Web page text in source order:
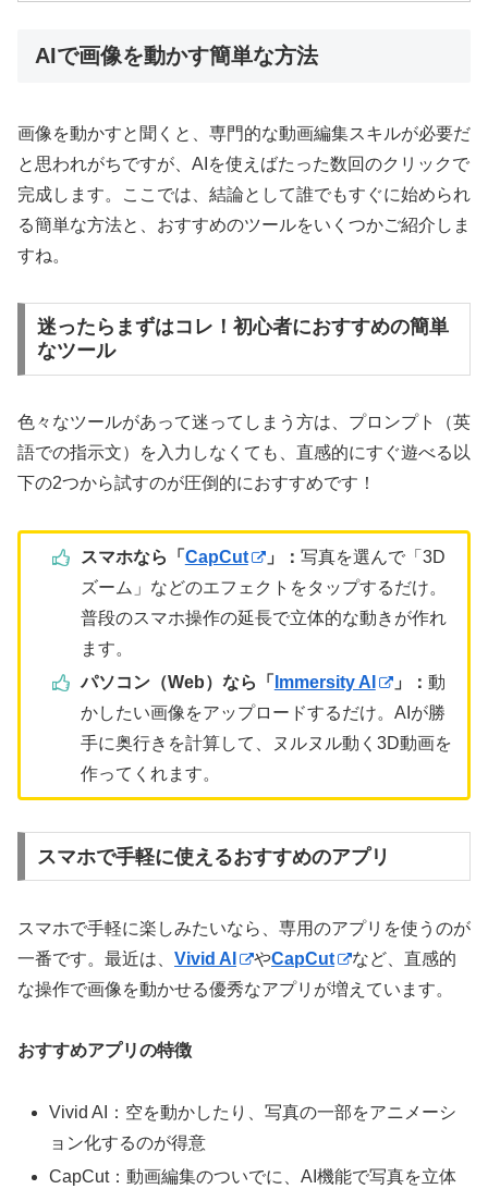
AIで画像を動かす簡単な方法
画像を動かすと聞くと、専門的な動画編集スキルが必要だ
と思われがちですが、AIを使えばたった数回のクリックで
完成します。ここでは、結論として誰でもすぐに始められ
る簡単な方法と、おすすめのツールをいくつかご紹介しま
すね。
迷ったらまずはコレ！初心者におすすめの簡単
なツール
色々なツールがあって迷ってしまう方は、プロンプト（英
語での指示文）を入力しなくても、直感的にすぐ遊べる以
下の2つから試すのが圧倒的におすすめです！
スマホなら「 CapCut 」： 写真を選んで「3D
ズーム」などのエフェクトをタップするだけ。
普段のスマホ操作の延長で立体的な動きが作れ
ます。
パソコン（Web）なら「 Immersity AI 」： 動
かしたい画像をアップロードするだけ。AIが勝
手に奥行きを計算して、ヌルヌル動く3D動画を
作ってくれます。
スマホで手軽に使えるおすすめのアプリ
スマホで手軽に楽しみたいなら、専用のアプリを使うのが
一番です。最近は、 Vivid AI やCapCut
など、直感的
な操作で画像を動かせる優秀なアプリが増えています。
おすすめアプリの特徴
Vivid AI：空を動かしたり、写真の一部をアニメーシ
ョン化するのが得意
CapCut：動画編集のついでに、AI機能で写真を立体